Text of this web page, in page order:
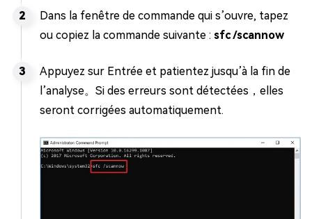
Dans la fenêtre de commande qui s’ouvre, tapez
ou copiez la commande suivante : sfc /scannow
Appuyez sur Entrée et patientez jusqu’à la fin de
l’analyse。Si des erreurs sont détectées，elles
seront corrigées automatiquement.